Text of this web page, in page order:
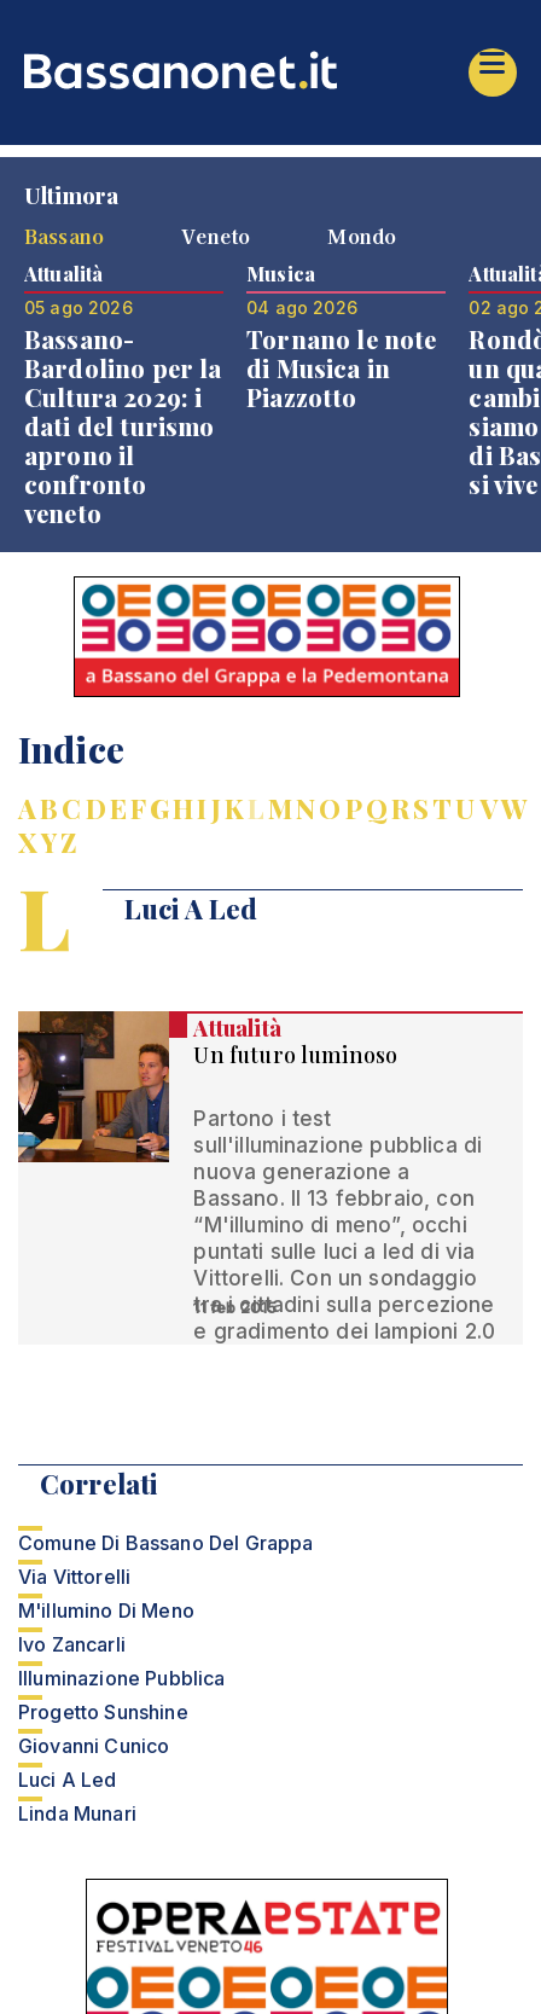
Ultimora
Bassano
Veneto Mondo
Attualità
05 ago 2026
Bassano-
Bardolino per la
Cultura 2029: i
dati del turismo
aprono il
confronto
veneto
Musica
04 ago 2026
Tornano le note
di Musica in
Piazzotto
02 ago
un
di
si
Indice
ABCDEFGHIJKLMNOPQRSTUVW
XYZ
L Luci A Led
Attualità
Un futuro luminoso
Partono i test
sull'illuminazione pubblica di
nuova generazione a
Bassano. Il 13 febbraio, con
“M'illumino di meno”, occhi
puntati sulle luci a led di via
Vittorelli. Con un sondaggio
tra i cittadini sulla percezione
e gradimento dei lampioni 2.0
11 feb 2015
Correlati
Comune Di Bassano Del Grappa
Via Vittorelli
M'illumino Di Meno
Ivo Zancarli
Illuminazione Pubblica
Progetto Sunshine
Giovanni Cunico
Luci A Led
Linda Munari